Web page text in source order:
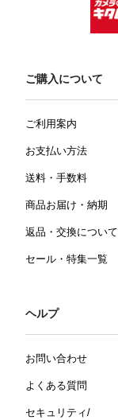
ご購入について
ご利用案内
お支払い方法
送料・手数料
商品お届け・納期
返品・交換について
セール・特集一覧
ヘルプ
お問い合わせ
よくある質問
セキュリティ/